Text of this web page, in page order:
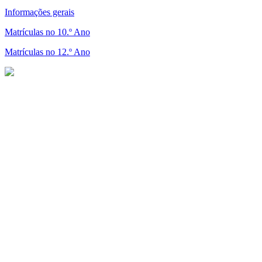
Informações gerais
Matrículas no 10.º Ano
Matrículas no 12.º Ano